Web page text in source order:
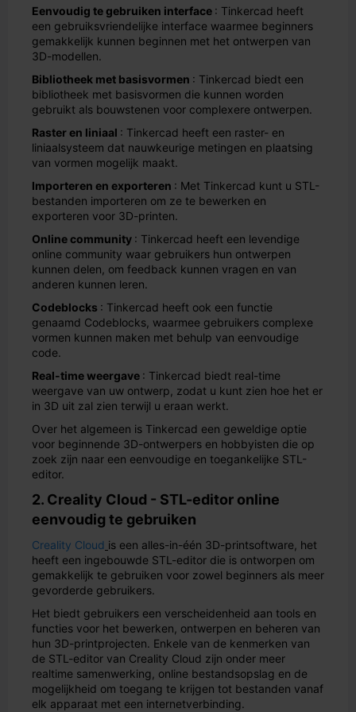
Eenvoudig te gebruiken interface : Tinkercad heeft
een gebruiksvriendelijke interface waarmee beginners
gemakkelijk kunnen beginnen met het ontwerpen van
3D-modellen.
Bibliotheek met basisvormen : Tinkercad biedt een
bibliotheek met basisvormen die kunnen worden
gebruikt als bouwstenen voor complexere ontwerpen.
Raster en liniaal : Tinkercad heeft een raster- en
liniaalsysteem dat nauwkeurige metingen en plaatsing
van vormen mogelijk maakt.
Importeren en exporteren : Met Tinkercad kunt u STL-
bestanden importeren om ze te bewerken en
exporteren voor 3D-printen.
Online community : Tinkercad heeft een levendige
online community waar gebruikers hun ontwerpen
kunnen delen, om feedback kunnen vragen en van
anderen kunnen leren.
Codeblocks : Tinkercad heeft ook een functie
genaamd Codeblocks, waarmee gebruikers complexe
vormen kunnen maken met behulp van eenvoudige
code.
Real-time weergave : Tinkercad biedt real-time
weergave van uw ontwerp, zodat u kunt zien hoe het er
in 3D uit zal zien terwijl u eraan werkt.
Over het algemeen is Tinkercad een geweldige optie
voor beginnende 3D-ontwerpers en hobbyisten die op
zoek zijn naar een eenvoudige en toegankelijke STL-
editor.
2. Creality Cloud - STL-editor online
eenvoudig te gebruiken
Creality Cloud is een alles-in-één 3D-printsoftware, het
heeft een ingebouwde STL-editor die is ontworpen om
gemakkelijk te gebruiken voor zowel beginners als meer
gevorderde gebruikers.
Het biedt gebruikers een verscheidenheid aan tools en
functies voor het bewerken, ontwerpen en beheren van
hun 3D-printprojecten. Enkele van de kenmerken van
de STL-editor van Creality Cloud zijn onder meer
realtime samenwerking, online bestandsopslag en de
mogelijkheid om toegang te krijgen tot bestanden vanaf
elk apparaat met een internetverbinding.